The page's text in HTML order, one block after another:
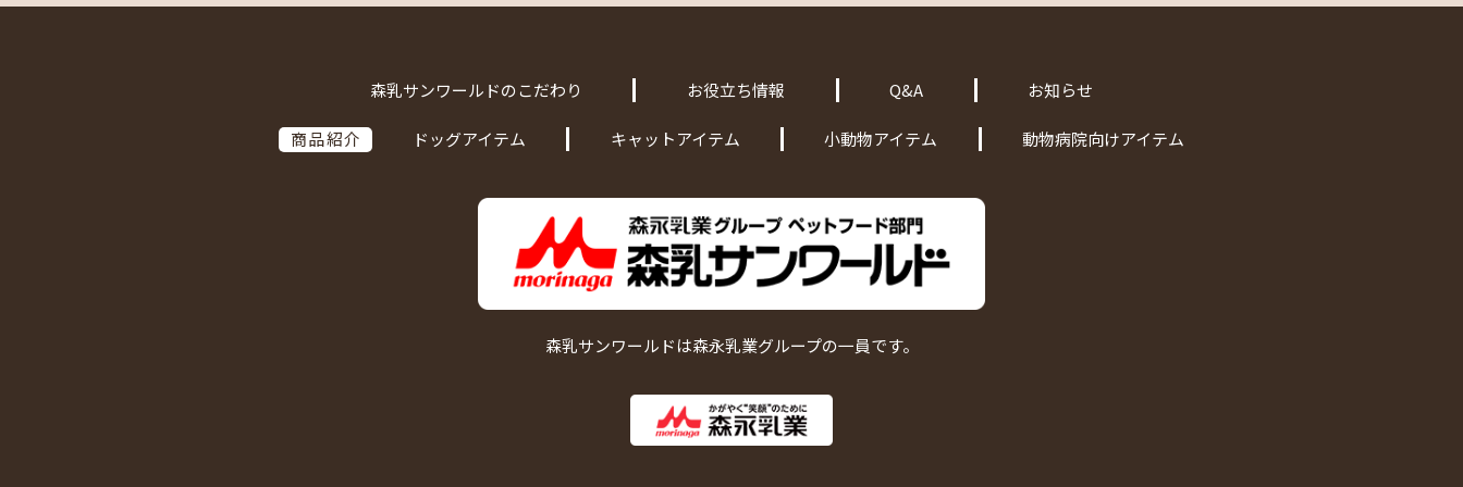
森乳サンワールドのこだわり お役立ち情報 Q&A お知らせ
商品紹介 ドッグアイテム キャットアイテム 小動物アイテム 動物病院向けアイテム
森乳サンワールドは森永乳業グループの一員です。